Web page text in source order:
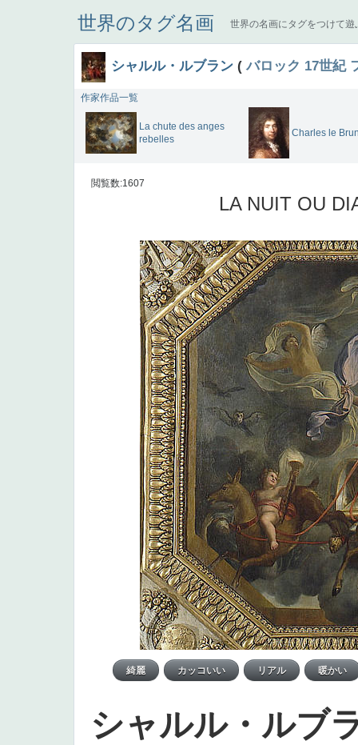
世界のタグ名画 世界の名画にタグをつけて遊
シャルル・ルブラン (バロック 17世紀
作家作品一覧
La chute des anges
rebelles
Charles le
閲覧数:1607
LA NUIT OU
シャルル・ルブ